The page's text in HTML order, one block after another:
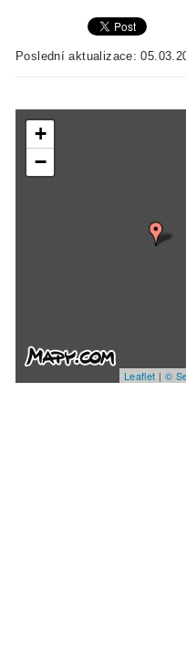
Poslední aktualizace:
+
−
Leaflet | ©